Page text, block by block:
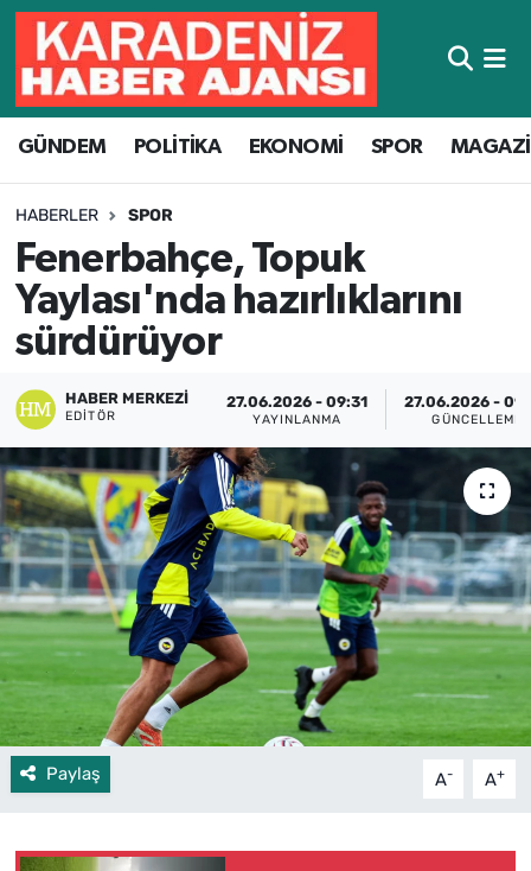
GÜNDEM POLİTİKA EKONOMİ SPOR
HABERLER SPOR
Fenerbahçe, Topuk
Yaylası'nda hazırlıklarını
sürdürüyor
HABER MERKEZI
EDITÖR
27.06.2026 - 09:31
YAYINLANMA
27.06.2026 -
GÜNCELLEME
Paylaş A- A+
Hava Durumu
Trafik Durumu
Süper Lig Puan Durumu ve Fikstür
Tüm Manşetler
Son Dakika Haberleri
Haber Arşivi